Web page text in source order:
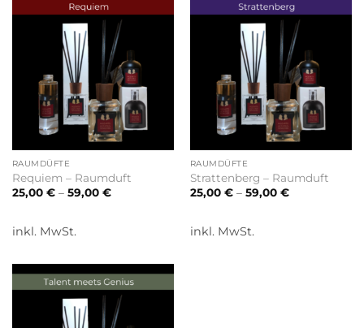
RAUMDÜFTE
Requiem – Raumduft
25,00 €– 59,00 €
inkl. MwSt.
RAUMDÜFTE
Strattenberg – Raumduft
25,00 €– 59,00 €
inkl. MwSt.